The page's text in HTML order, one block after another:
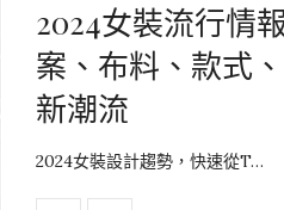
2024女裝流行情
案、布料、款式
新潮流
2024女裝設計趨勢，快速從T…